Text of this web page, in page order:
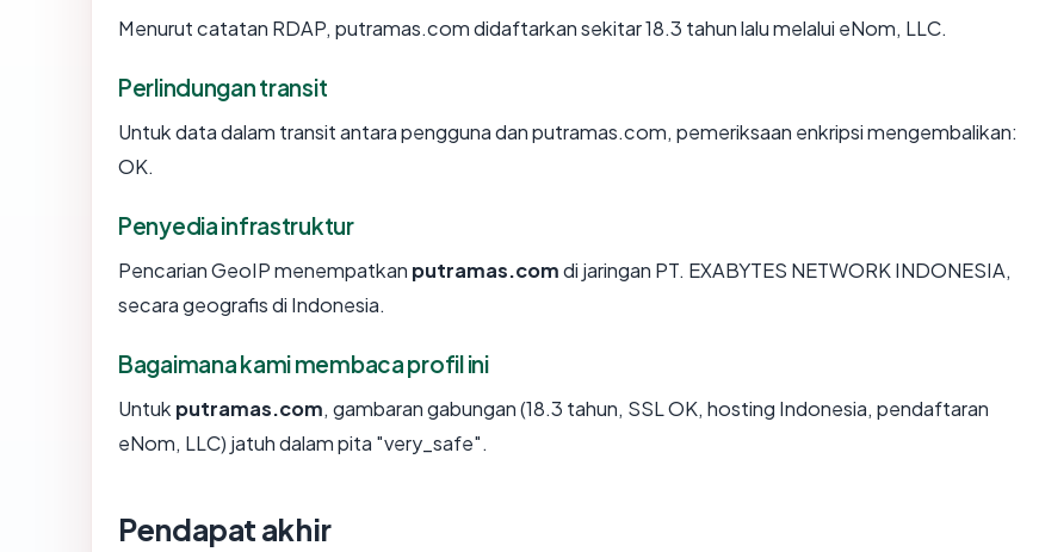
Menurut catatan RDAP, putramas.com didaftarkan sekitar 18.3 tahun lalu melalui eNom, LLC.
Perlindungan transit
Untuk data dalam transit antara pengguna dan putramas.com, pemeriksaan enkripsi mengembalikan:
OK.
Penyedia infrastruktur
Pencarian GeoIP menempatkan putramas.comdi jaringan PT. EXABYTES NETWORK INDONESIA,
secara geografis di Indonesia.
Bagaimana kami membaca profil ini
Untuk putramas.com, gambaran gabungan (18.3 tahun, SSL OK, hosting Indonesia, pendaftaran
eNom, LLC) jatuh dalam pita "very_safe".
Pendapat akhir